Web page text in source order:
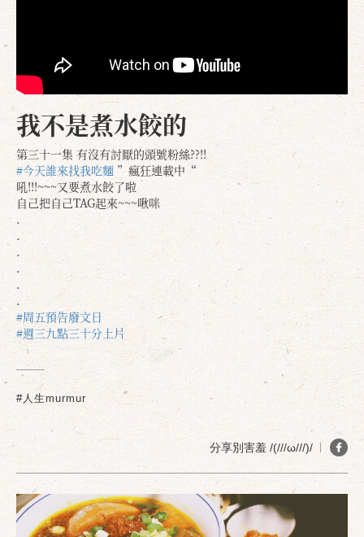
我不是煮水餃的
第三十一集 有沒有討厭的頭號粉絲??!!
#今天誰來找我吃麵 ”瘋狂連載中“
吼!!!~~~又要煮水餃了啦
自己把自己TAG起來~~~啾咪
.
.
.
.
.
.
#周五預告廢文日
#週三九點三十分上片
#人生murmur
分享別害羞 /(///ω///)/